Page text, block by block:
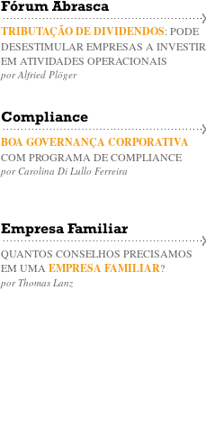
Fórum Abrasca
TRIBUTAÇÃO DE DIVIDENDOS: PODE
DESESTIMULAR EMPRESAS A INVESTIR
EM ATIVIDADES OPERACIONAIS
por Alfried Plöger
Compliance
BOA GOVERNANÇA CORPORATIVA
COM PROGRAMA DE COMPLIANCE
por Carolina Di Lullo Ferreira
Empresa Familiar
QUANTOS CONSELHOS PRECISAMOS
EM UMA EMPRESA FAMILIAR?
por Thomas Lanz